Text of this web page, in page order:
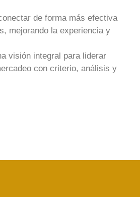
de forma más efectiva
mejorando la experiencia y
visión integral para liderar
con criterio, análisis y